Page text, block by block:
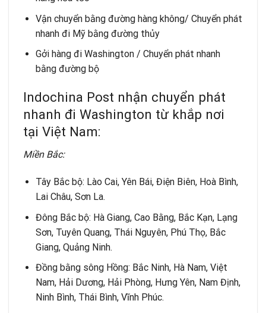
Vận chuyển bằng đường hàng không/ Chuyển phát
nhanh đi Mỹbằng đường thủy
Gởi hàng đi Washington / Chuyển phát nhanh
bằng đường bộ
Indochina Post nhận chuyển phát
nhanh đi Washington từ khắp nơi
tại Việt Nam:
Miền Bắc:
Tây Bắc bộ: Lào Cai, Yên Bái, Điện Biên, Hoà Bình,
Lai Châu, Sơn La.
Đông Bắc bộ: Hà Giang, Cao Bằng, Bắc Kạn, Lạng
Sơn, Tuyên Quang, Thái Nguyên, Phú Thọ, Bắc
Giang, Quảng Ninh.
Đồng bằng sông Hồng: Bắc Ninh, Hà Nam, Việt
Nam, Hải Dương, Hải Phòng, Hưng Yên, Nam Định,
Ninh Bình, Thái Bình, Vĩnh Phúc.